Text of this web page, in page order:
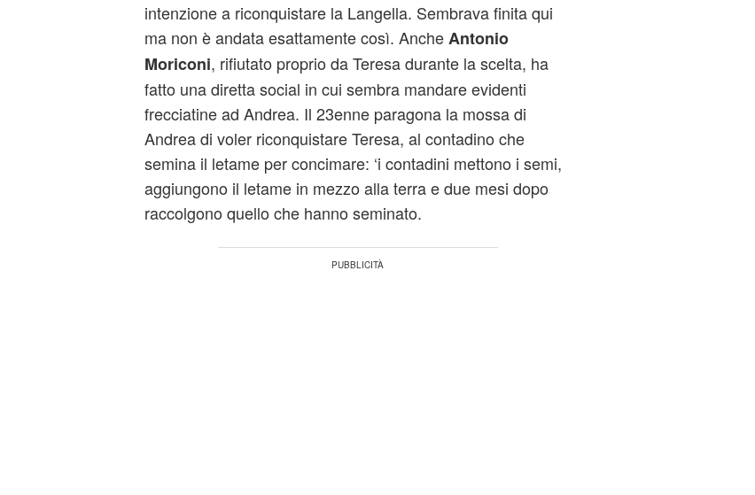
intenzione a riconquistare la Langella. Sembrava finita qui
ma non è andata esattamente così. AncheAntonio
Moriconi, rifiutato proprio da Teresa durante la scelta, ha
fatto una diretta social in cui sembra mandare evidenti
frecciatine ad Andrea. Il 23enne paragona la mossa di
Andrea di voler riconquistare Teresa, al contadino che
semina il letame per concimare: ‘i contadini mettono i semi,
aggiungono il letame in mezzo alla terra e due mesi dopo
raccolgono quello che hanno seminato.